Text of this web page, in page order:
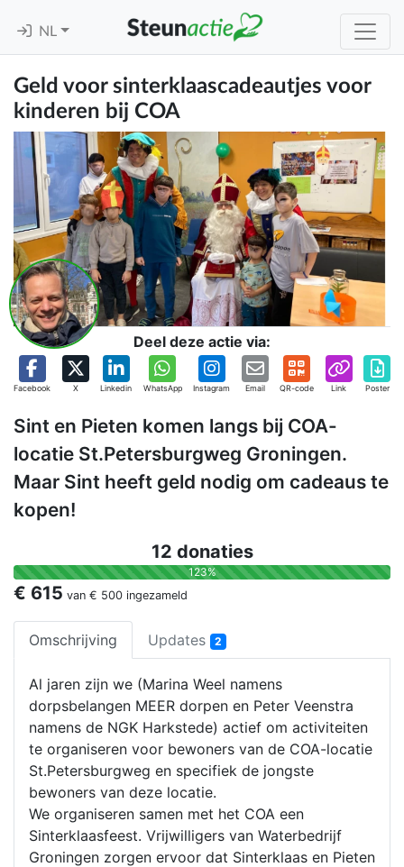
NL
Geld voor sinterklaascadeautjes voor
kinderen bij COA
Deel deze actie via:
Facebook X Linkedin WhatsApp Instagram Email QR-code Link Poster
Sint en Pieten komen langs bij COA-
locatie St.Petersburgweg Groningen.
Maar Sint heeft geld nodig om cadeaus te
kopen!
12 donaties
123%
€ 615 van € 500 ingezameld
Omschrijving Updates 2
Al jaren zijn we (Marina Weel namens
dorpsbelangen MEER dorpen en Peter Veenstra
namens de NGK Harkstede) actief om activiteiten
te organiseren voor bewoners van de COA-locatie
St.Petersburgweg en specifiek de jongste
bewoners van deze locatie.
We organiseren samen met het COA een
Sinterklaasfeest. Vrijwilligers van Waterbedrijf
Groningen zorgen ervoor dat Sinterklaas en Pieten